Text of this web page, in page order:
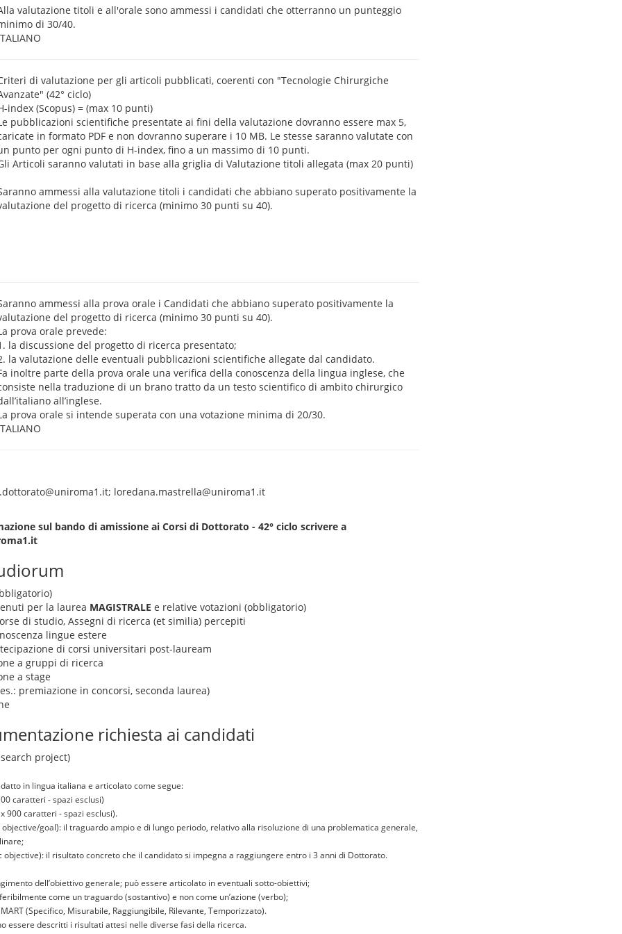
valutazione titoli e all'orale sono ammessi i candidati che otterranno un punteggio
di 30/40.
di valutazione per gli articoli pubblicati, coerenti con "Tecnologie Chirurgiche
(42° ciclo)
index (Scopus) = (max 10 punti)
pubblicazioni scientifiche presentate ai fini della valutazione dovranno essere max 5,
in formato PDF e non dovranno superare i 10 MB. Le stesse saranno valutate con
punto per ogni punto di H-index, fino a un massimo di 10 punti.
Articoli saranno valutati in base alla griglia di Valutazione titoli allegata (max 20 punti)
ammessi alla valutazione titoli i candidati che abbiano superato positivamente la
del progetto di ricerca (minimo 30 punti su 40).
ammessi alla prova orale i Candidati che abbiano superato positivamente la
del progetto di ricerca (minimo 30 punti su 40).
prova orale prevede:
la discussione del progetto di ricerca presentato;
la valutazione delle eventuali pubblicazioni scientifiche allegate dal candidato.
inoltre parte della prova orale una verifica della conoscenza della lingua inglese, che
nella traduzione di un brano tratto da un testo scientifico di ambito chirurgico
all’inglese.
prova orale si intende superata con una votazione minima di 20/30.
loredana.mastrella@uniroma1.it
sul bando di amissione ai Corsi di Dottorato - 42° ciclo scrivere a
per la laurea MAGISTRALE e relative votazioni (obbligatorio)
di studio, Assegni di ricerca (et similia) percepiti
lingue estere
di corsi universitari post-lauream
a gruppi di ricerca
a stage
premiazione in concorsi, seconda laurea)
richiesta ai candidati
project)
in lingua italiana e articolato come segue:
caratteri - spazi esclusi)
900 caratteri - spazi esclusi).
goal): il traguardo ampio e di lungo periodo, relativo alla risoluzione di una problematica generale,
objective): il risultato concreto che il candidato si impegna a raggiungere entro i 3 anni di Dottorato.
dell’obiettivo generale; può essere articolato in eventuali sotto-obiettivi;
come un traguardo (sostantivo) e non come un’azione (verbo);
(Specifico, Misurabile, Raggiungibile, Rilevante, Temporizzato).
essere descritti i risultati attesi nelle diverse fasi della ricerca.